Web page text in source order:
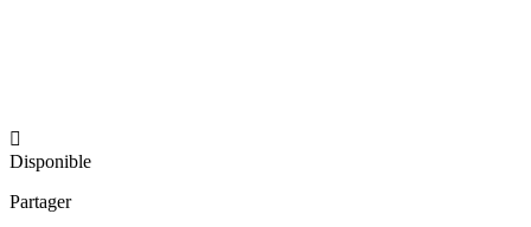

Disponible
Partager